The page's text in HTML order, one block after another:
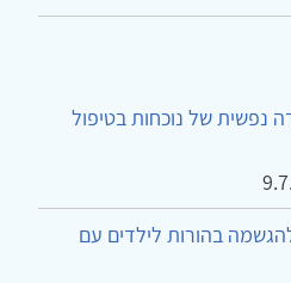
נפשית של נוכחות בטיפול
בהורות לילדים עם